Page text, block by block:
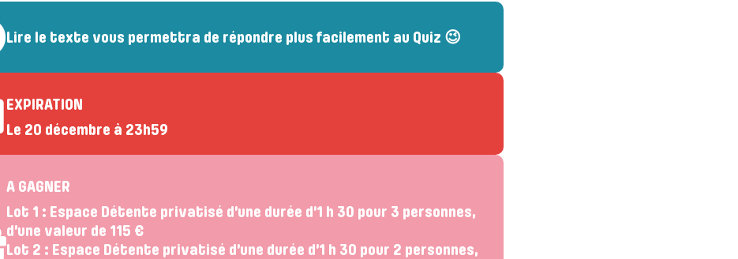
Lire le texte vous permettra de répondre plus facilement au Quiz 😉
EXPIRATION
Le 20 décembre à 23h59
A GAGNER
Lot 1 : Espace Détente privatisé d’une durée d’1 h 30 pour 3 personnes,
d’une valeur de 115 €
Lot 2 : Espace Détente privatisé d’une durée d’1 h 30 pour 2 personnes,